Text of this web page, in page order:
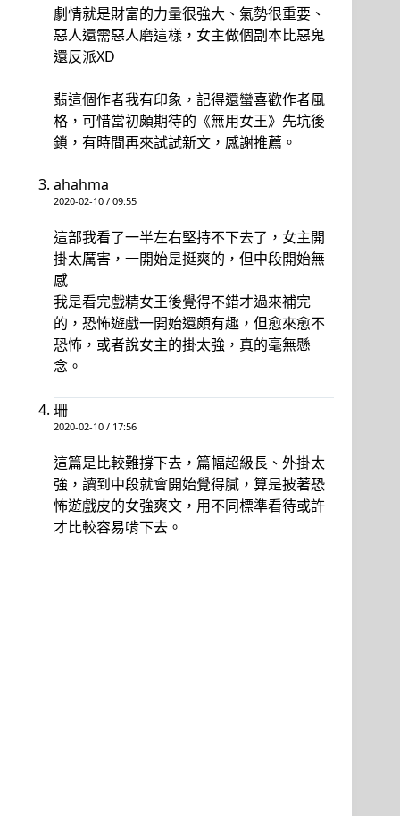
劇情就是財富的力量很強大、氣勢很重要、
惡人還需惡人磨這樣，女主做個副本比惡鬼
還反派XD
翡這個作者我有印象，記得還蠻喜歡作者風
格，可惜當初頗期待的《無用女王》先坑後
鎖，有時間再來試試新文，感謝推薦。
ahahma
2020-02-10 / 09:55
這部我看了一半左右堅持不下去了，女主開
掛太厲害，一開始是挺爽的，但中段開始無
感
我是看完戲精女王後覺得不錯才過來補完
的，恐怖遊戲一開始還頗有趣，但愈來愈不
恐怖，或者說女主的掛太強，真的毫無懸
念。
珊
2020-02-10 / 17:56
這篇是比較難撐下去，篇幅超級長、外掛太
強，讀到中段就會開始覺得膩，算是披著恐
怖遊戲皮的女強爽文，用不同標準看待或許
才比較容易啃下去。